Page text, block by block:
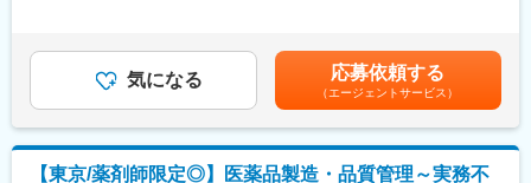
やメチル化パターン、空間解析を可能にしました。
この進歩はゲノム研究を大きく前進させるとともに、将来のトラ
ンスレーショナルリサーチや臨床応用においてもその効果を発揮
することが期待されます。
変更の範囲：会社の定める業務
■業務内容：
法務業務とコンプライアンス（法令遵守・企業倫理）業務の双方
・各事業部門からの法務相談への対応、および事業推進における
業手当＞有＜給与補足＞※今までのご経験に応じ、決定します。※
賞与：年1回支給賃金はあくまでも目安の金額であり、選考を通じ
て上下する可能性があります。月給(月額)は固定手当を含めた表記
です。
気になる 応募依頼する
（エージェントサービス）
【東京/薬剤師限定◎】医薬品製造・品質管理～実務不